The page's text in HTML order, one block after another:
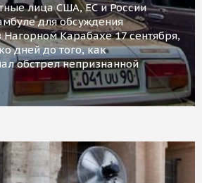
лица США, ЕС и России
для обсуждения
Нагорном Карабахе 17 сентября,
дней до того, как
обстрел непризнанной